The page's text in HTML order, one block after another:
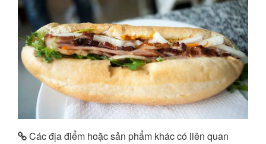
Các địa điểm hoặc sản phẩm khác có liên quan